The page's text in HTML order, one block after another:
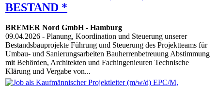
BESTAND *
BREMER Nord GmbH- Hamburg
09.04.2026 - Planung, Koordination und Steuerung unserer
Bestandsbauprojekte Führung und Steuerung des Projektteams für
Umbau- und Sanierungsarbeiten Bauherrenbetreuung Abstimmung
mit Behörden, Architekten und Fachingenieuren Technische
Klärung und Vergabe von...